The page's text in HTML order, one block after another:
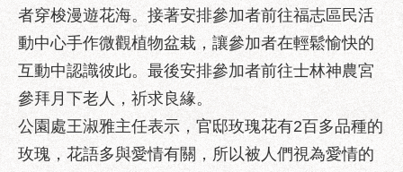
廉
政
園
便
民
服
者穿梭漫遊花海。接著安排參加者前往福志區民活
動中心手作微觀植物盆栽，讓參加者在輕鬆愉快的
互動中認識彼此。最後安排參加者前往士林神農宮
參拜月下老人，祈求良緣。
公園處王淑雅主任表示，官邸玫瑰花有2百多品種的
玫瑰，花語多與愛情有關，所以被人們視為愛情的